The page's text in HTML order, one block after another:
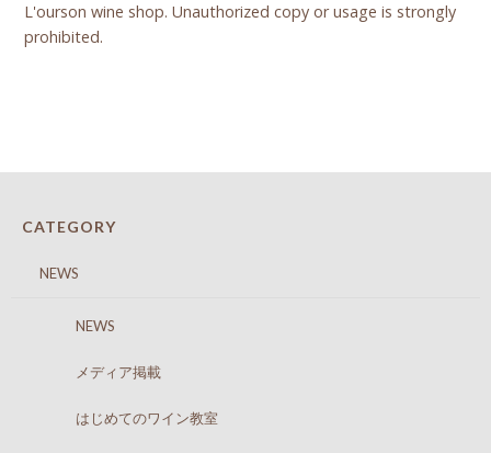
L'ourson wine shop. Unauthorized copy or usage is strongly
prohibited.
CATEGORY
NEWS
NEWS
メディア掲載
はじめてのワイン教室